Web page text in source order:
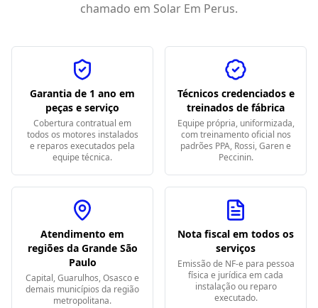
chamado em Solar Em Perus.
Garantia de 1 ano em
peças e serviço
Cobertura contratual em
todos os motores instalados
e reparos executados pela
equipe técnica.
Técnicos credenciados e
treinados de fábrica
Equipe própria, uniformizada,
com treinamento oficial nos
padrões PPA, Rossi, Garen e
Peccinin.
Atendimento em
regiões da Grande São
Paulo
Capital, Guarulhos, Osasco e
demais municípios da região
metropolitana.
Nota fiscal em todos os
serviços
Emissão de NF-e para pessoa
física e jurídica em cada
instalação ou reparo
executado.